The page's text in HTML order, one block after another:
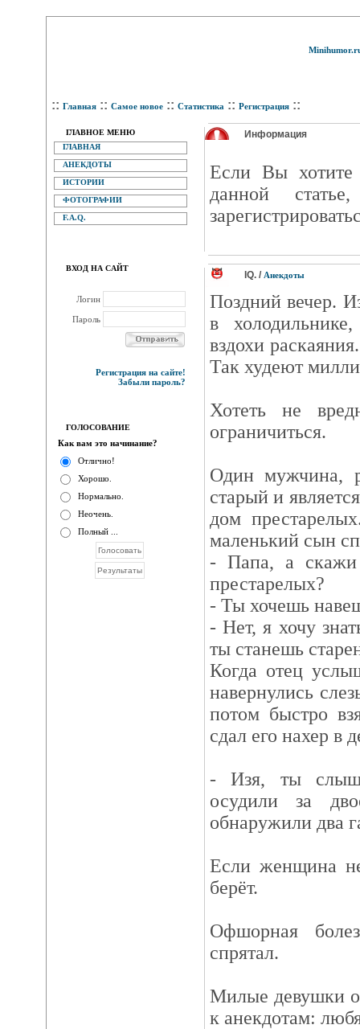
:: Главная :: Самое новое :: Статистика :: Регистрация ::
ГЛАВНОЕ МЕНЮ
ГЛАВНАЯ
АНЕКДОТЫ
ИСТОРИИ
ФОТОГРАФИИ
F.A.Q.
ВХОД НА САЙТ
Логин
Пароль
Регистрация на сайте!
Забыли пароль?
ГОЛОСОВАНИЕ
Как вам это начинание?
Отлично!
Хорошо.
Нормально.
Неочень.
Полный ...
Информация
Eсли Вы хотите
данной
IQ. / Анекдоты
Поздний вечер.
в
вздохи
Так худеют
Хотеть не
ограничиться.
Один мужчина,
старый и
дом
маленький сын
- Папа, а скажи
престарелых?
- Ты хочешь
- Нет, я хочу
ты станешь
Когда отец
навернулись
потом быстро
сдал его нахер в
- Изя, ты
осудили за
обнаружили два
Если женщина
берёт.
Офшорная
спрятал.
Милые девушки
к анекдотам: